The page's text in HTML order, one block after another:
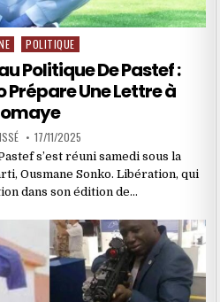
POLITIQUE
Politique De Pastef :
Prépare Une Lettre à
17/11/2025
s’est réuni samedi sous la
Ousmane Sonko. Libération, qui
dans son édition de…